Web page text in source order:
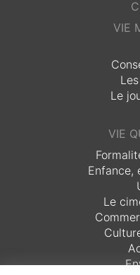
VIE
Le
VIE
Enfance,
Le